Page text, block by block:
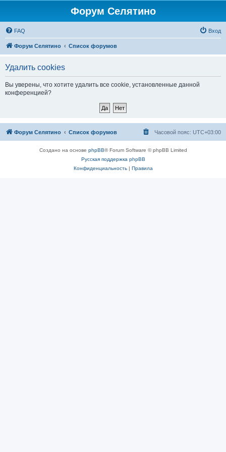
Форум Селятино
FAQ Вход
Форум Селятино Список форумов
Удалить cookies
Вы уверены, что хотите удалить все cookie, установленные данной
конференцией?
Форум Селятино Список форумов Часовой пояс: UTC+03:00
Создано на основе phpBB® Forum Software © phpBB Limited
Русская поддержка phpBB
Конфиденциальность| Правила